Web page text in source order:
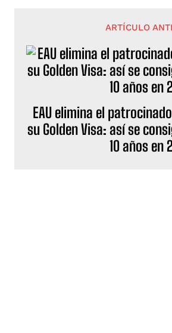
ARTÍCULO
EAU elimina el
su Golden Visa: así se
10 años en